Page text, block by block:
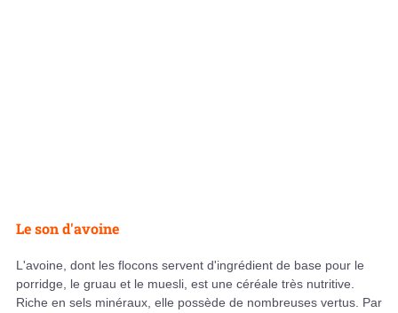
Le son d'avoine
L'avoine, dont les flocons servent d'ingrédient de base pour le
porridge, le gruau et le muesli, est une céréale très nutritive.
Riche en sels minéraux, elle possède de nombreuses vertus. Par